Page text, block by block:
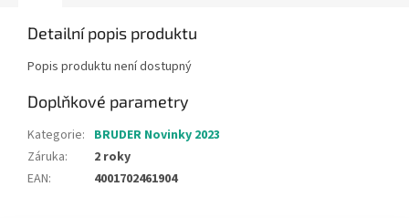
Detailní popis produktu
Popis produktu není dostupný
Doplňkové parametry
Kategorie: BRUDER Novinky 2023
Záruka:
2 roky
EAN: 4001702461904